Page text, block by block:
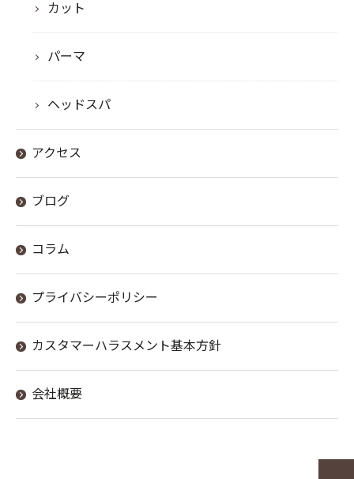
カット
パーマ
ヘッドスパ
アクセス
ブログ
コラム
プライバシーポリシー
カスタマーハラスメント基本方針
会社概要